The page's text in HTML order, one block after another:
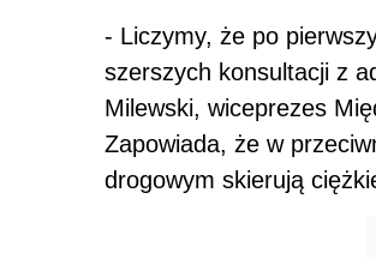
- Liczymy, że po
szerszych konsultacji z
Milewski, wiceprezes
Zapowiada, że w
drogowym skierują